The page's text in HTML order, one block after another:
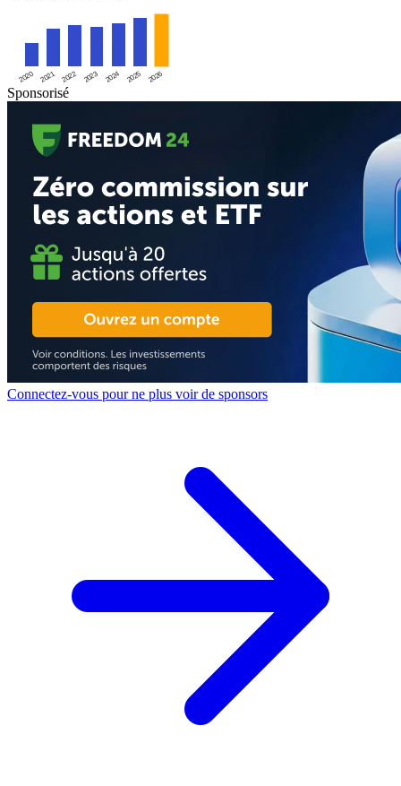
2020 2021 2022 2023 2024 2025 2026
Sponsorisé
Connectez-vous pour ne plus voir de sponsors